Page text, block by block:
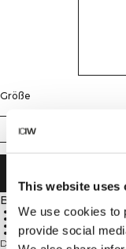
This website uses
We use cookies to
provide social
Größe
XS
Beschreibung
Nahtlose Konstruktion
Athletic-Passform
Weich und dehnbar
Langarm
Define Seamless ist eine